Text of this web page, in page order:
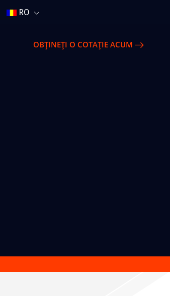
RO
OBȚINEȚI O COTAȚIE ACUM